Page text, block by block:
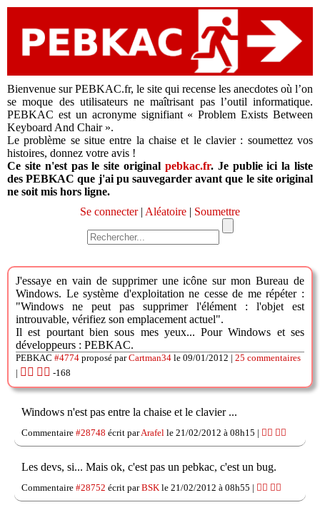
Bienvenue sur PEBKAC.fr, le site qui recense les anecdotes où l’on
se moque des utilisateurs ne maîtrisant pas l’outil informatique.
PEBKAC est un acronyme signifiant « Problem Exists Between
Keyboard And Chair ».
Le problème se situe entre la chaise et le clavier : soumettez vos
histoires, donnez votre avis !
Ce site n'est pas le site original pebkac.fr. Je publie ici la liste
des PEBKAC que j'ai pu sauvegarder avant que le site original
ne soit mis hors ligne.
Se connecter| Aléatoire | Soumettre
J'essaye en vain de supprimer une icône sur mon Bureau de
Windows. Le système d'exploitation ne cesse de me répéter :
"Windows ne peut pas supprimer l'élément : l'objet est
introuvable, vérifiez son emplacement actuel".
Il est pourtant bien sous mes yeux... Pour Windows et ses
développeurs : PEBKAC.
PEBKAC #4774 proposé parCartman34 le 09/01/2012 | 25 commentaires
| 👍🏽 👎🏽 -168
Windows n'est pas entre la chaise et le clavier ...
Commentaire #28748 écrit parArafel le 21/02/2012 à 08h15 | 👍🏽 👎🏽
Les devs, si... Mais ok, c'est pas un pebkac, c'est un bug.
Commentaire #28752 écrit parBSK le 21/02/2012 à 08h55 | 👍🏽 👎🏽